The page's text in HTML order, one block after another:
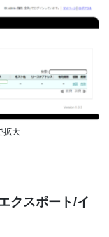
拡大
クスポート/イ